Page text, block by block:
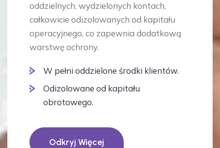
oddzielnych, wydzielonych kontach,
całkowicie odizolowanych od kapitału
operacyjnego, co zapewnia dodatkową
warstwę ochrony.
W pełni oddzielone środki klientów.
Odizolowane od kapitału
obrotowego.
Odkryj Więcej